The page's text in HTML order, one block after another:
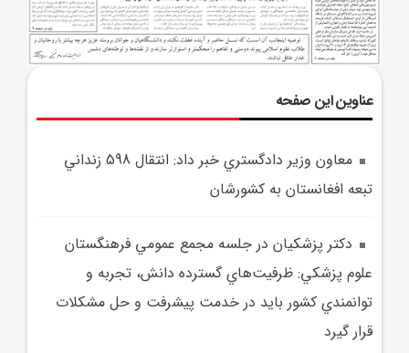
عناوین این صفحه
معاون وزير دادگستري خبر داد: انتقال 598 زنداني
تبعه افغانستان به کشورشان
دکتر پزشکيان در جلسه مجمع عمومي فرهنگستان
علوم پزشکي: ظرفيت‌هاي گسترده دانش، تجربه و
توانمندي کشور بايد در خدمت پيشرفت و حل مشکلات
قرار گيرد